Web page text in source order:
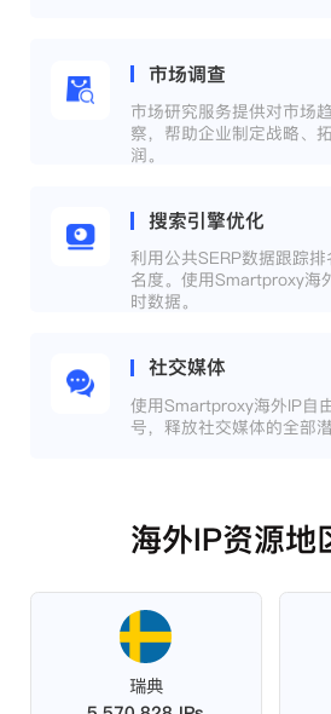
市场调查
市场研究服务提供对市场
察，帮助企业制定战略、
润。
搜索引擎优化
利用公共SERP数据跟踪
名度。使用Smartproxy海
时数据。
社交媒体
使用Smartproxy海外IP自
号，释放社交媒体的全部潜
海外IP资源地
瑞典